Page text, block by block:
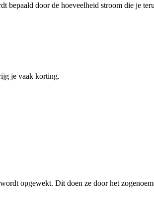
door de hoeveelheid stroom die je
je vaak korting.
opgewekt. Dit doen ze door het